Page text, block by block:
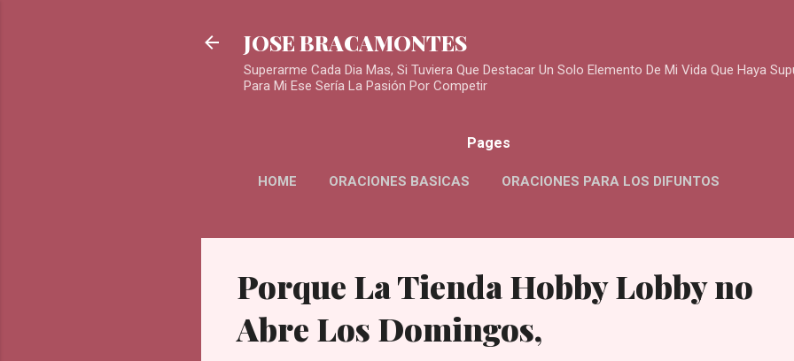
JOSE BRACAMONTES
Superarme Cada Dia Mas, Si Tuviera Que Destacar Un Solo Elemento De Mi Vida Que Haya
Para Mi Ese Sería La Pasión Por Competir
Pages
HOME ORACIONES BASICAS ORACIONES PARA LOS DIFUNTOS
Porque La Tienda Hobby Lobby no
Abre Los Domingos,